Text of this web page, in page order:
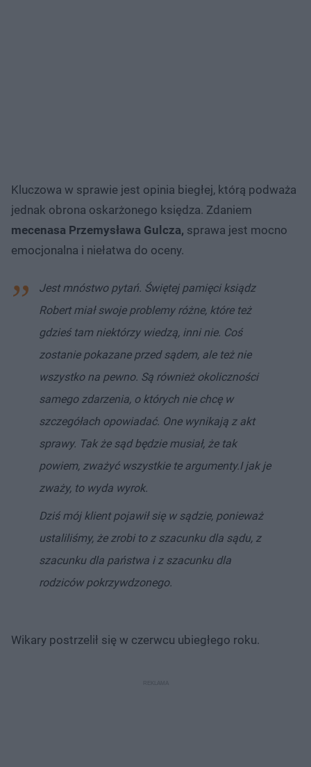
Kluczowa w sprawie jest opinia biegłej, którą podważa
jednak obrona oskarżonego księdza. Zdaniem
mecenasa Przemysława Gulcza, sprawa jest mocno
emocjonalna i niełatwa do oceny.
Jest mnóstwo pytań. Świętej pamięci ksiądz
Robert miał swoje problemy różne, które też
gdzieś tam niektórzy wiedzą, inni nie. Coś
zostanie pokazane przed sądem, ale też nie
wszystko na pewno. Są również okoliczności
samego zdarzenia, o których nie chcę w
szczegółach opowiadać. One wynikają z akt
sprawy. Tak że sąd będzie musiał, że tak
powiem, zważyć wszystkie te argumenty.I jak je
zważy, to wyda wyrok.
Dziś mój klient pojawił się w sądzie, ponieważ
ustaliliśmy, że zrobi to z szacunku dla sądu, z
szacunku dla państwa i z szacunku dla
rodziców pokrzywdzonego.
Wikary postrzelił się w czerwcu ubiegłego roku.